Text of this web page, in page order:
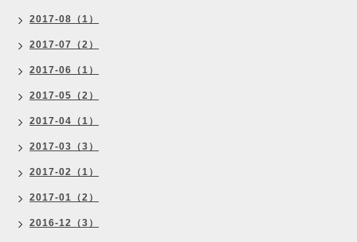
2017-08（1）
2017-07（2）
2017-06（1）
2017-05（2）
2017-04（1）
2017-03（3）
2017-02（1）
2017-01（2）
2016-12（3）